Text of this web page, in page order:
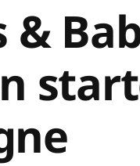
&